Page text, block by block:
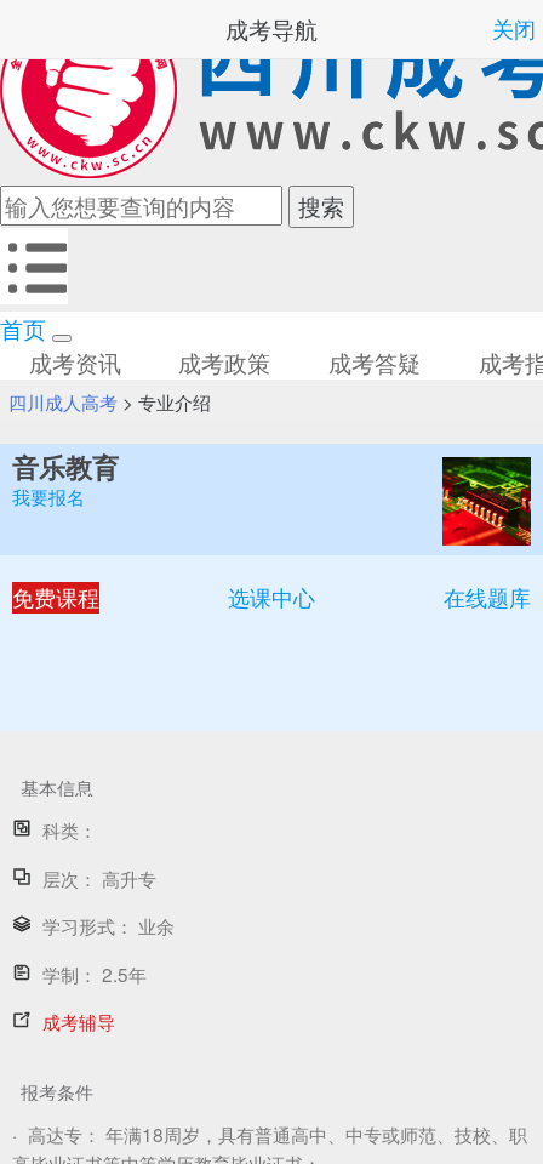
首页
成考资讯
成考政策 成考答疑 成考
四川成人高考> 专业介绍
音乐教育
我要报名
免费课程 选课中心 在线题库
基本信息
科类：
层次： 高升专
学习形式： 业余
学制： 2.5年
成考辅导
报考条件
· 高达专： 年满18周岁，具有普通高中、中专或师范、技校、职
成考导航 关闭